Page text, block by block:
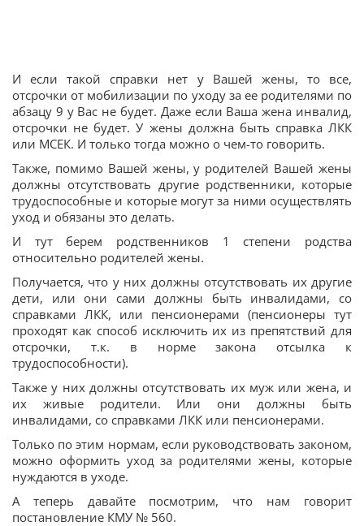
И если такой справки нет у Вашей жены, то все,
отсрочки от мобилизации по уходу за ее родителями по
абзацу 9 у Вас не будет. Даже если Ваша жена инвалид,
отсрочки не будет. У жены должна быть справка ЛКК
или МСЕК. И только тогда можно о чем-то говорить.
Также, помимо Вашей жены, у родителей Вашей жены
должны отсутствовать другие родственники, которые
трудоспособные и которые могут за ними осуществлять
уход и обязаны это делать.
И тут берем родственников 1 степени родства
относительно родителей жены.
Получается, что у них должны отсутствовать их другие
дети, или они сами должны быть инвалидами, со
справками ЛКК, или пенсионерами (пенсионеры тут
проходят как способ исключить их из препятствий для
отсрочки, т.к. в норме закона отсылка к
трудоспособности).
Также у них должны отсутствовать их муж или жена, и
их живые родители. Или они должны быть
инвалидами, со справками ЛКК или пенсионерами.
Только по этим нормам, если руководствовать законом,
можно оформить уход за родителями жены, которые
нуждаются в уходе.
А теперь давайте посмотрим, что нам говорит
постановление КМУ № 560.